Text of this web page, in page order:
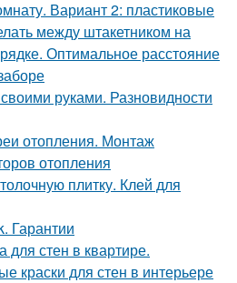
Вариант 2: пластиковые
между штакетником на
Оптимальное расстояние
руками. Разновидности
отопления. Монтаж
отопления
плитку. Клей для
Гарантии
для стен в квартире.
краски для стен в интерьере